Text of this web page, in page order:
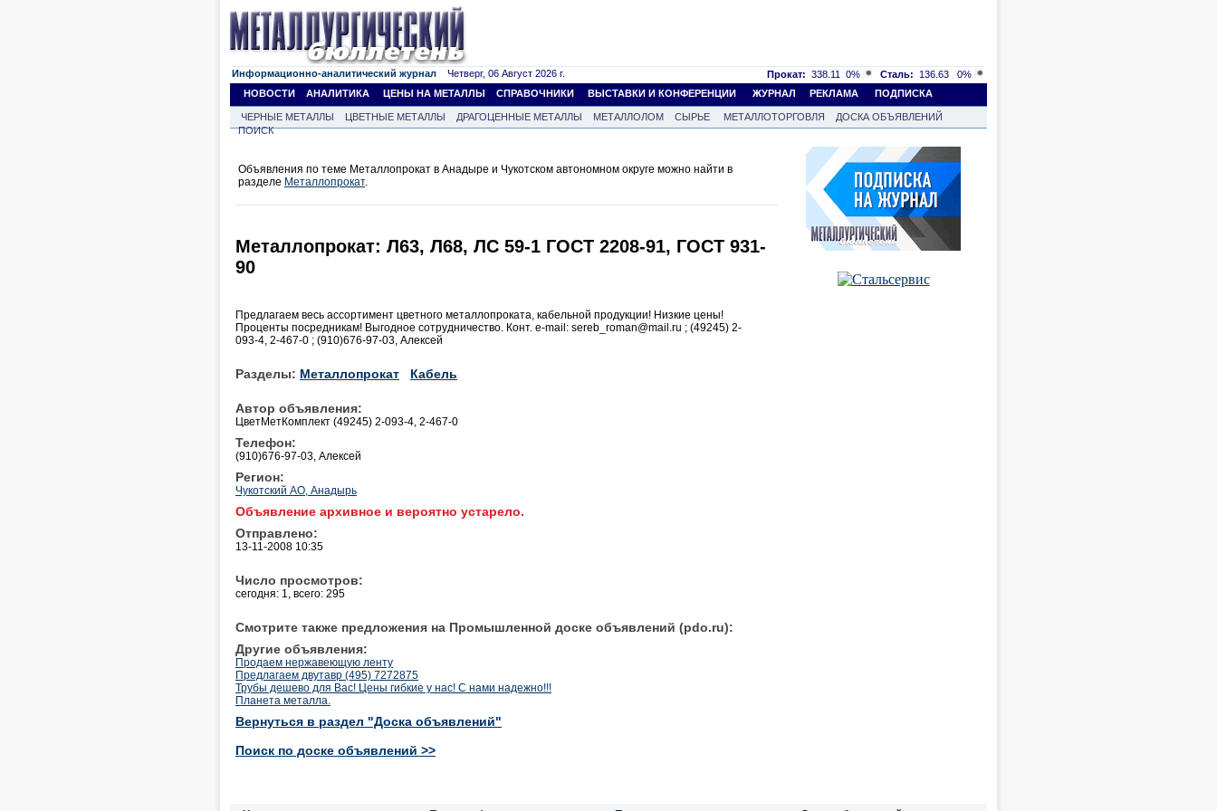
Информационно-аналитический журнал Четверг, 06 Август 2026 г. Прокат: 338.11 0% Сталь: 136.63
0%
НОВОСТИ
АНАЛИТИКА ЦЕНЫ НА МЕТАЛЛЫ СПРАВОЧНИКИ ВЫСТАВКИ И КОНФЕРЕНЦИИ ЖУРНАЛ РЕКЛАМА ПОДПИСКА
ЧЕРНЫЕ МЕТАЛЛЫ ЦВЕТНЫЕ МЕТАЛЛЫ ДРАГОЦЕННЫЕ МЕТАЛЛЫ МЕТАЛЛОЛОМ СЫРЬЕ МЕТАЛЛОТОРГОВЛЯ
ДОСКА ОБЪЯВЛЕНИЙ
ПОИСК
Объявления по теме Металлопрокат в Анадыре и Чукотском автономном округе можно найти в
разделе Металлопрокат.
Металлопрокат: Л63, Л68, ЛС 59-1 ГОСТ 2208-91, ГОСТ 931-
90
Предлагаем весь ассортимент цветного металлопроката, кабельной продукции! Низкие цены!
Проценты посредникам! Выгодное сотрудничество. Конт. e-mail: sereb_roman@mail.ru ; (49245) 2-
093-4, 2-467-0 ; (910)676-97-03, Алексей
Разделы: Металлопрокат Кабель
Автор объявления:
ЦветМетКомплект (49245) 2-093-4, 2-467-0
Телефон:
(910)676-97-03, Алексей
Регион:
Чукотский АО, Анадырь
Объявление архивное и вероятно устарело.
Отправлено:
13-11-2008 10:35
Число просмотров:
сегодня: 1, всего: 295
Смотрите также предложения на Промышленной доске объявлений (pdo.ru):
Другие объявления:
Продаем нержавеющую ленту
Предлагаем двутавр (495) 7272875
Трубы дешево для Вас! Цены гибкие у нас! С нами надежно!!!
Планета металла.
Вернуться в раздел "Доска объявлений"
Поиск по доске объявлений >>